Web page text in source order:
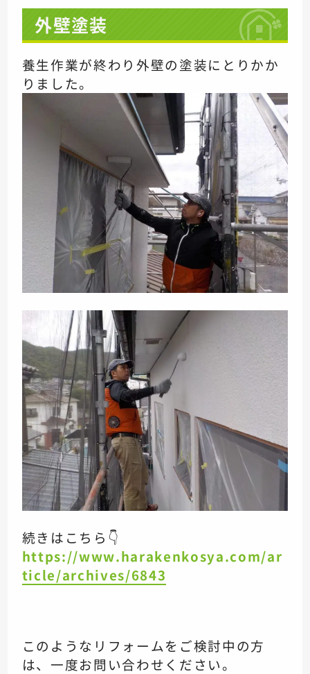
外壁塗装
養生作業が終わり外壁の塗装にとりかか
りました。
続きはこちら👇
https://www.harakenkosya.com/ar
ticle/archives/6843
このようなリフォームをご検討中の方
は、一度お問い合わせください。